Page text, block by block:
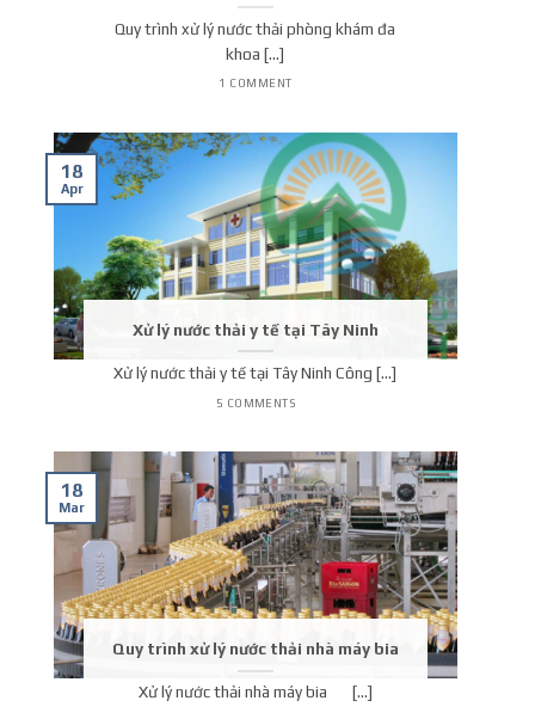
Quy trình xử lý nước thải phòng khám đa
khoa [...]
1 COMMENT
Xử lý nước thải y tế tại Tây Ninh
Xử lý nước thải y tế tại Tây Ninh Công [...]
5 COMMENTS
18
Apr
Quy trình xử lý nước thải nhà máy bia
Xử lý nước thải nhà máy bia [...]
18
Mar